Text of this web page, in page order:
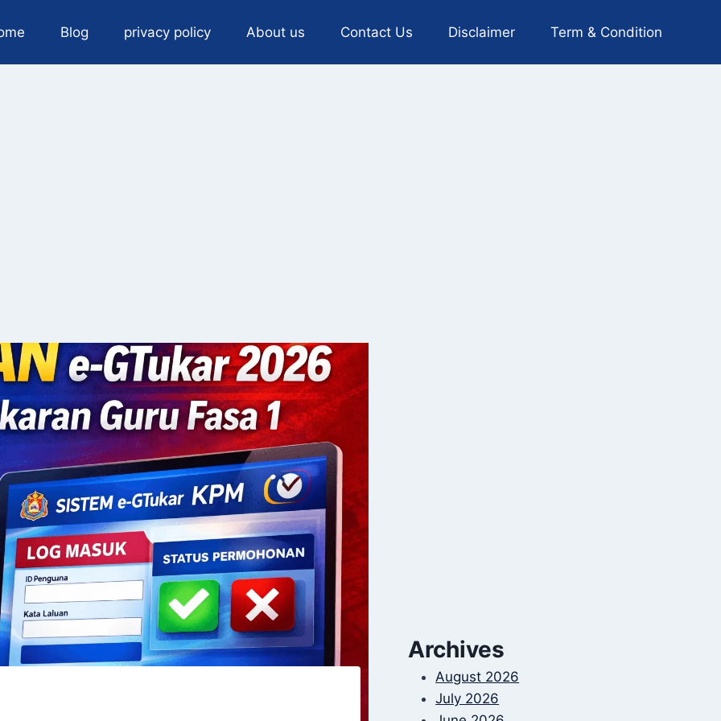
Blog privacy policy About us Contact Us Disclaimer Term & Condition
Archives
August 2026
July 2026